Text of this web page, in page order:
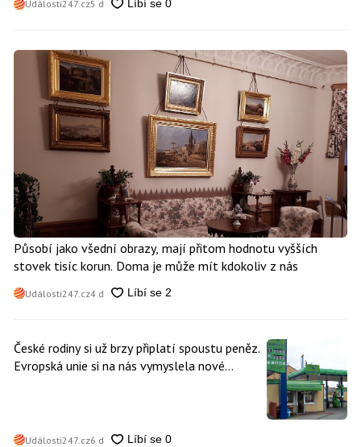
Události247.cz5 d
Působí jako všední obrazy, mají přitom hodnotu vyšších
stovek tisíc korun. Doma je může mít kdokoliv z nás
Události247.cz4 d
České rodiny si už brzy připlatí spoustu peněz.
Evropská unie si na nás vymyslela nové
Události247.cz6 d